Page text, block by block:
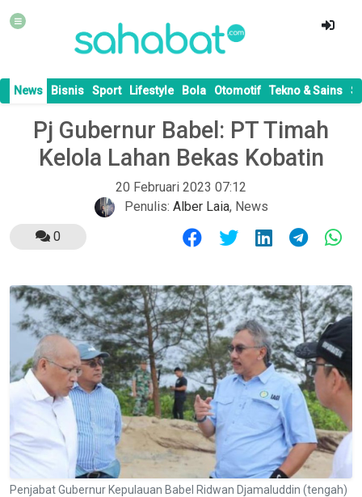
News Bisnis Sport Lifestyle Bola Otomotif Tekno & Sains
Pj Gubernur Babel: PT Timah
Kelola Lahan Bekas Kobatin
20 Februari 2023 07:12
Penulis: Alber Laia, News
0
Penjabat Gubernur Kepulauan Babel Ridwan Djamaluddin (tengah)